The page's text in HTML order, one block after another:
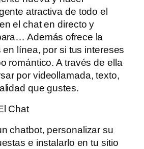
atractiva de todo el
el chat en directo y
Además ofrece la
línea, por si tus intereses
romántico. A través de ella
por videollamada, texto,
que gustes.
Chat
chatbot, personalizar su
e instalarlo en tu sitio